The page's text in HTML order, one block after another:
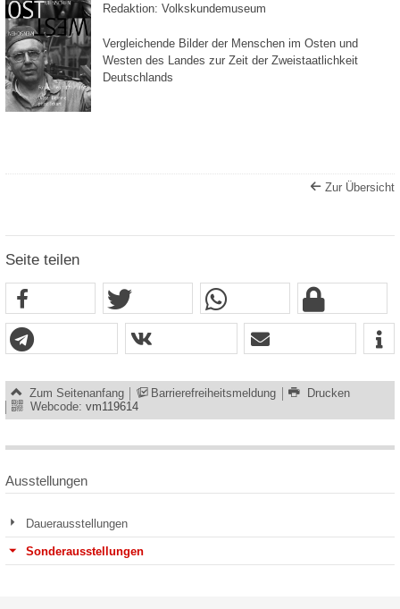
Redaktion: Volkskundemuseum
Vergleichende Bilder der Menschen im Osten und
Westen des Landes zur Zeit der Zweistaatlichkeit
Deutschlands
Zur Übersicht
Seite teilen
Zum Seitenanfang Barrierefreiheitsmeldung
Drucken
Webcode: vm119614
Ausstellungen
Dauerausstellungen
Sonderausstellungen